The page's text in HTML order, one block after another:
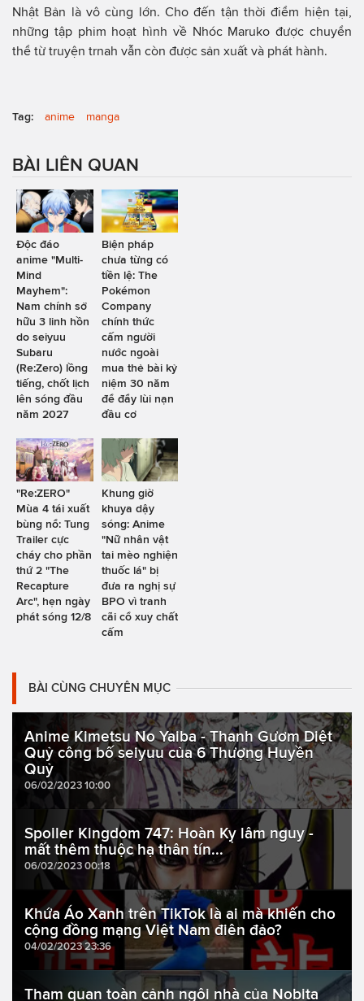
Nhật Bản là vô cùng lớn. Cho đến tận thời điểm hiện tại,
những tập phim hoạt hình về Nhóc Maruko được chuyển
thể từ truyện trnah vẫn còn được sản xuất và phát hành.
Tag: anime manga
BÀI LIÊN QUAN
Độc đáo
anime "Multi-
Mind
Mayhem":
Nam chính sở
hữu 3 linh hồn
do seiyuu
Subaru
(Re:Zero) lồng
tiếng, chốt lịch
lên sóng đầu
năm 2027
Biện pháp
chưa từng có
tiền lệ: The
Pokémon
Company
chính thức
cấm người
nước ngoài
mua thẻ bài kỷ
niệm 30 năm
để đẩy lùi nạn
đầu cơ
"Re:ZERO"
Mùa 4 tái xuất
bùng nổ: Tung
Trailer cực
cháy cho phần
thứ 2 "The
Recapture
Arc", hẹn ngày
phát sóng 12/8
Khung giờ
khuya dậy
sóng: Anime
"Nữ nhân vật
tai mèo nghiện
thuốc lá" bị
đưa ra nghị sự
BPO vì tranh
cãi cổ xuy chất
cấm
BÀI CÙNG CHUYÊN MỤC
Anime Kimetsu No Yaiba - Thanh Gươm Diệt
Quỷ công bố seiyuu của 6 Thượng Huyền
Quỷ
06/02/2023 10:00
Spoiler Kingdom 747: Hoàn Kỵ lâm nguy -
mất thêm thuộc hạ thân tín...
06/02/2023 00:18
Khứa Áo Xanh trên TikTok là ai mà khiến cho
cộng đồng mạng Việt Nam điên đảo?
04/02/2023 23:36
Tham quan toàn cảnh ngôi nhà của Nobita